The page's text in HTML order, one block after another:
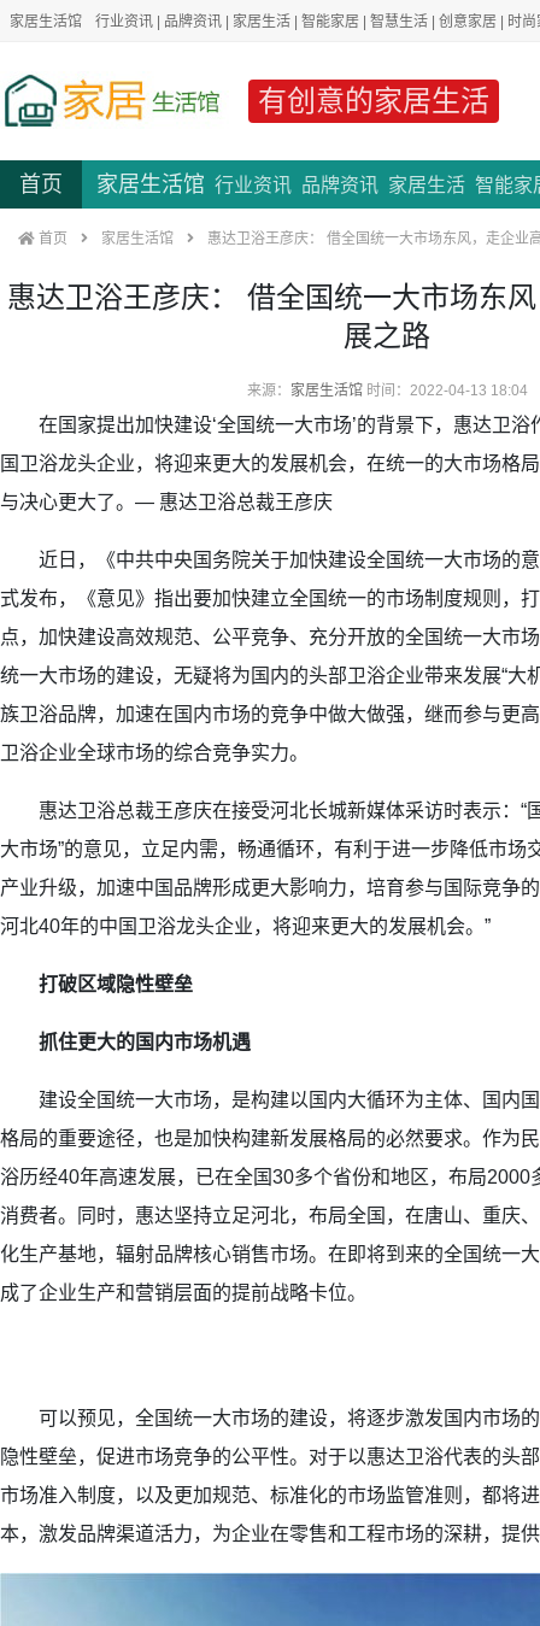
家居生活馆 行业资讯 | 品牌资讯 | 家居生活 | 智能家居 | 智慧生活 | 创意家居 | 时
有创意的家居生活
首页 家居生活馆 行业资讯 品牌资讯 家居生活 智能家
首页 家居生活馆 惠达卫浴王彦庆： 借全国统一大市场东风，走企业
惠达卫浴王彦庆： 借全国统一大市场东
展之路
来源： 家居生活馆时间：2022-04-13 18:04
在国家提出加快建设‘全国统一大市场’的背景下，惠达卫浴
国卫浴龙头企业，将迎来更大的发展机会，在统一的大市场格
与决心更大了。— 惠达卫浴总裁王彦庆
近日，《中共中央国务院关于加快建设全国统一大市场的意
式发布，《意见》指出要加快建立全国统一的市场制度规则，
点，加快建设高效规范、公平竞争、充分开放的全国统一大市
统一大市场的建设，无疑将为国内的头部卫浴企业带来发展“大
族卫浴品牌，加速在国内市场的竞争中做大做强，继而参与更
卫浴企业全球市场的综合竞争实力。
惠达卫浴总裁王彦庆在接受河北长城新媒体采访时表示：“
大市场”的意见，立足内需，畅通循环，有利于进一步降低市场
产业升级，加速中国品牌形成更大影响力，培育参与国际竞争
河北40年的中国卫浴龙头企业，将迎来更大的发展机会。”
打破区域隐性壁垒
抓住更大的国内市场机遇
建设全国统一大市场，是构建以国内大循环为主体、国内国
格局的重要途径，也是加快构建新发展格局的必然要求。作为
浴历经40年高速发展，已在全国30多个省份和地区，布局2000
消费者。同时，惠达坚持立足河北，布局全国，在唐山、重庆
化生产基地，辐射品牌核心销售市场。在即将到来的全国统一
成了企业生产和营销层面的提前战略卡位。
可以预见，全国统一大市场的建设，将逐步激发国内市场的
隐性壁垒，促进市场竞争的公平性。对于以惠达卫浴代表的头
市场准入制度，以及更加规范、标准化的市场监管准则，都将
本，激发品牌渠道活力，为企业在零售和工程市场的深耕，提